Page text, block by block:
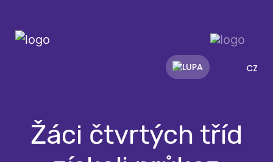
CZ
Žáci čtvrtých tříd